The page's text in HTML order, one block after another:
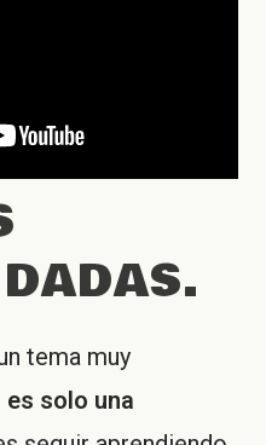
tema muy
solo una